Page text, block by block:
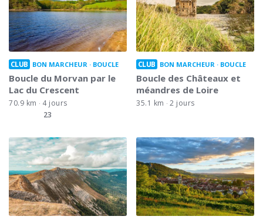
CLUB BON MARCHEUR BOUCLE
Boucle du Morvan par le
Lac du Crescent
70.9 km
4 jours
23
CLUB BON MARCHEUR BOUCLE
Boucle des Châteaux et
méandres de Loire
35.1 km 2 jours